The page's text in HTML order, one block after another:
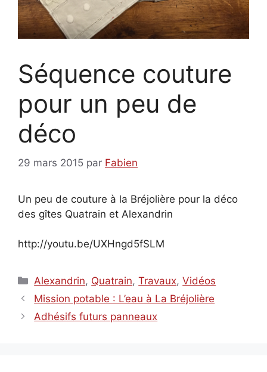
Séquence couture
pour un peu de
déco
29 mars 2015 par Fabien
Un peu de couture à la Bréjolière pour la déco
des gîtes Quatrain et Alexandrin
http://youtu.be/UXHngd5fSLM
Catégories
Alexandrin, Quatrain,Travaux,Vidéos
Mission potable : L’eau à La Bréjolière
Adhésifs futurs panneaux